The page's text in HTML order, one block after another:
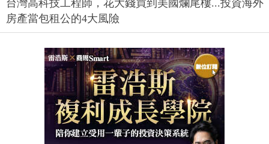
台灣高科技工程師，花大錢買到美國爛尾樓...投資海外
房產當包租公的4大風險